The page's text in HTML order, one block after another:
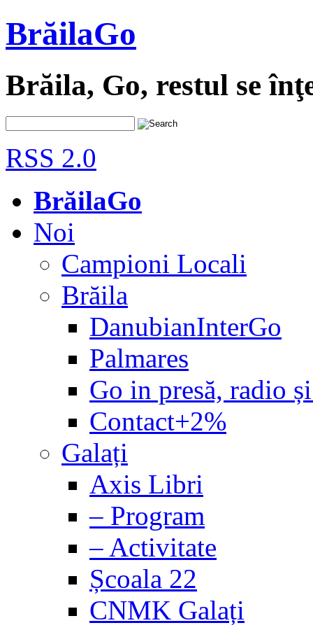
BrăilaGo
Brăila, Go, restul se
RSS 2.0
BrăilaGo
Noi
Campioni Locali
Brăila
DanubianInterGo
Palmares
Go in presă, radio
Contact+2%
Galați
Axis Libri
– Program
– Activitate
Școala 22
CNMK Galați